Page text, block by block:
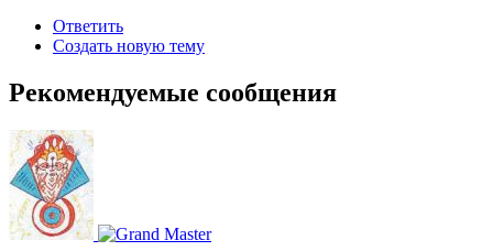
Ответить
Создать новую тему
Рекомендуемые сообщения